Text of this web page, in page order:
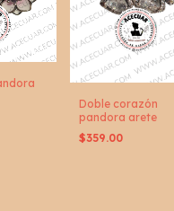
Doble corazón
pandora arete
$359.00